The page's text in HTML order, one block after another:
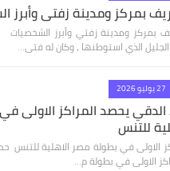
بمركز ومدينة زفتي وأبرز
بمركز ومدينة زفتي وأبرز
الجليل الذي استوطنها ، وكان له فتى…
27 يوليو 2026
يحصد المراكز الاولى
للتنس
الاولى في بطولة مصر الاهلية للتنس
الاولى في بطولة م…